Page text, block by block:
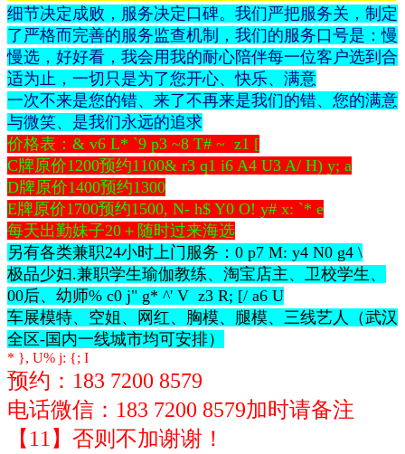
细节决定成败，服务决定口碑。我们严把服务关，制定
了严格而完善的服务监查机制，我们的服务口号是：慢
慢选，好好看，我会用我的耐心陪伴每一位客户选到合
适为止，一切只是为了您开心、快乐、满意
一次不来是您的错、来了不再来是我们的错、您的满意
与微笑、是我们永远的追求
价格表： & v6 L* `9 p3 ~8 T# ~ z1 [
C牌原价1200预约1100& r3 q1 i6 A4 U3 A/ H) y; a
D牌原价1400预约1300
E牌原价1700预约1500, N- h$ Y0 O! y# x: `* e
每天出勤妹子20＋随时过来海选
另有各类兼职24小时上门服务： 0 p7 M: y4 N0 g4 \
极品少妇.兼职学生瑜伽教练、淘宝店主、卫校学生、
00后、幼师% c0 j" g* ^' V z3 R; [/ a6 U
车展模特、空姐、网红、胸模、腿模、三线艺人（武汉
全区-国内一线城市均可安排）
* }, U% j: {; I
预约：183 7200 8579
电话微信： 183 7200 8579加时请备注
【11】否则不加谢谢！